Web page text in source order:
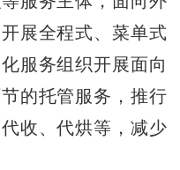
展全程式、菜单式
服务组织开展面向
的托管服务，推行
收、代烘等，减少